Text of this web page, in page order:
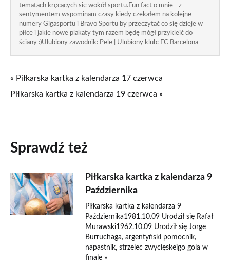
tematach kręcących się wokół sportu.Fun fact o mnie - z
sentymentem wspominam czasy kiedy czekałem na kolejne
numery Gigasportu i Bravo Sportu by przeczytać co się dzieje w
piłce i jakie nowe plakaty tym razem będę mógł przykleić do
ściany :)Ulubiony zawodnik: Pele | Ulubiony klub: FC Barcelona
« Piłkarska kartka z kalendarza 17 czerwca
Piłkarska kartka z kalendarza 19 czerwca »
Sprawdź też
Piłkarska kartka z kalendarza 9
Października
Piłkarska kartka z kalendarza 9
Października1981.10.09 Urodził się Rafał
Murawski1962.10.09 Urodził się Jorge
Burruchaga, argentyński pomocnik,
napastnik, strzelec zwycięskeigo gola w
finale »